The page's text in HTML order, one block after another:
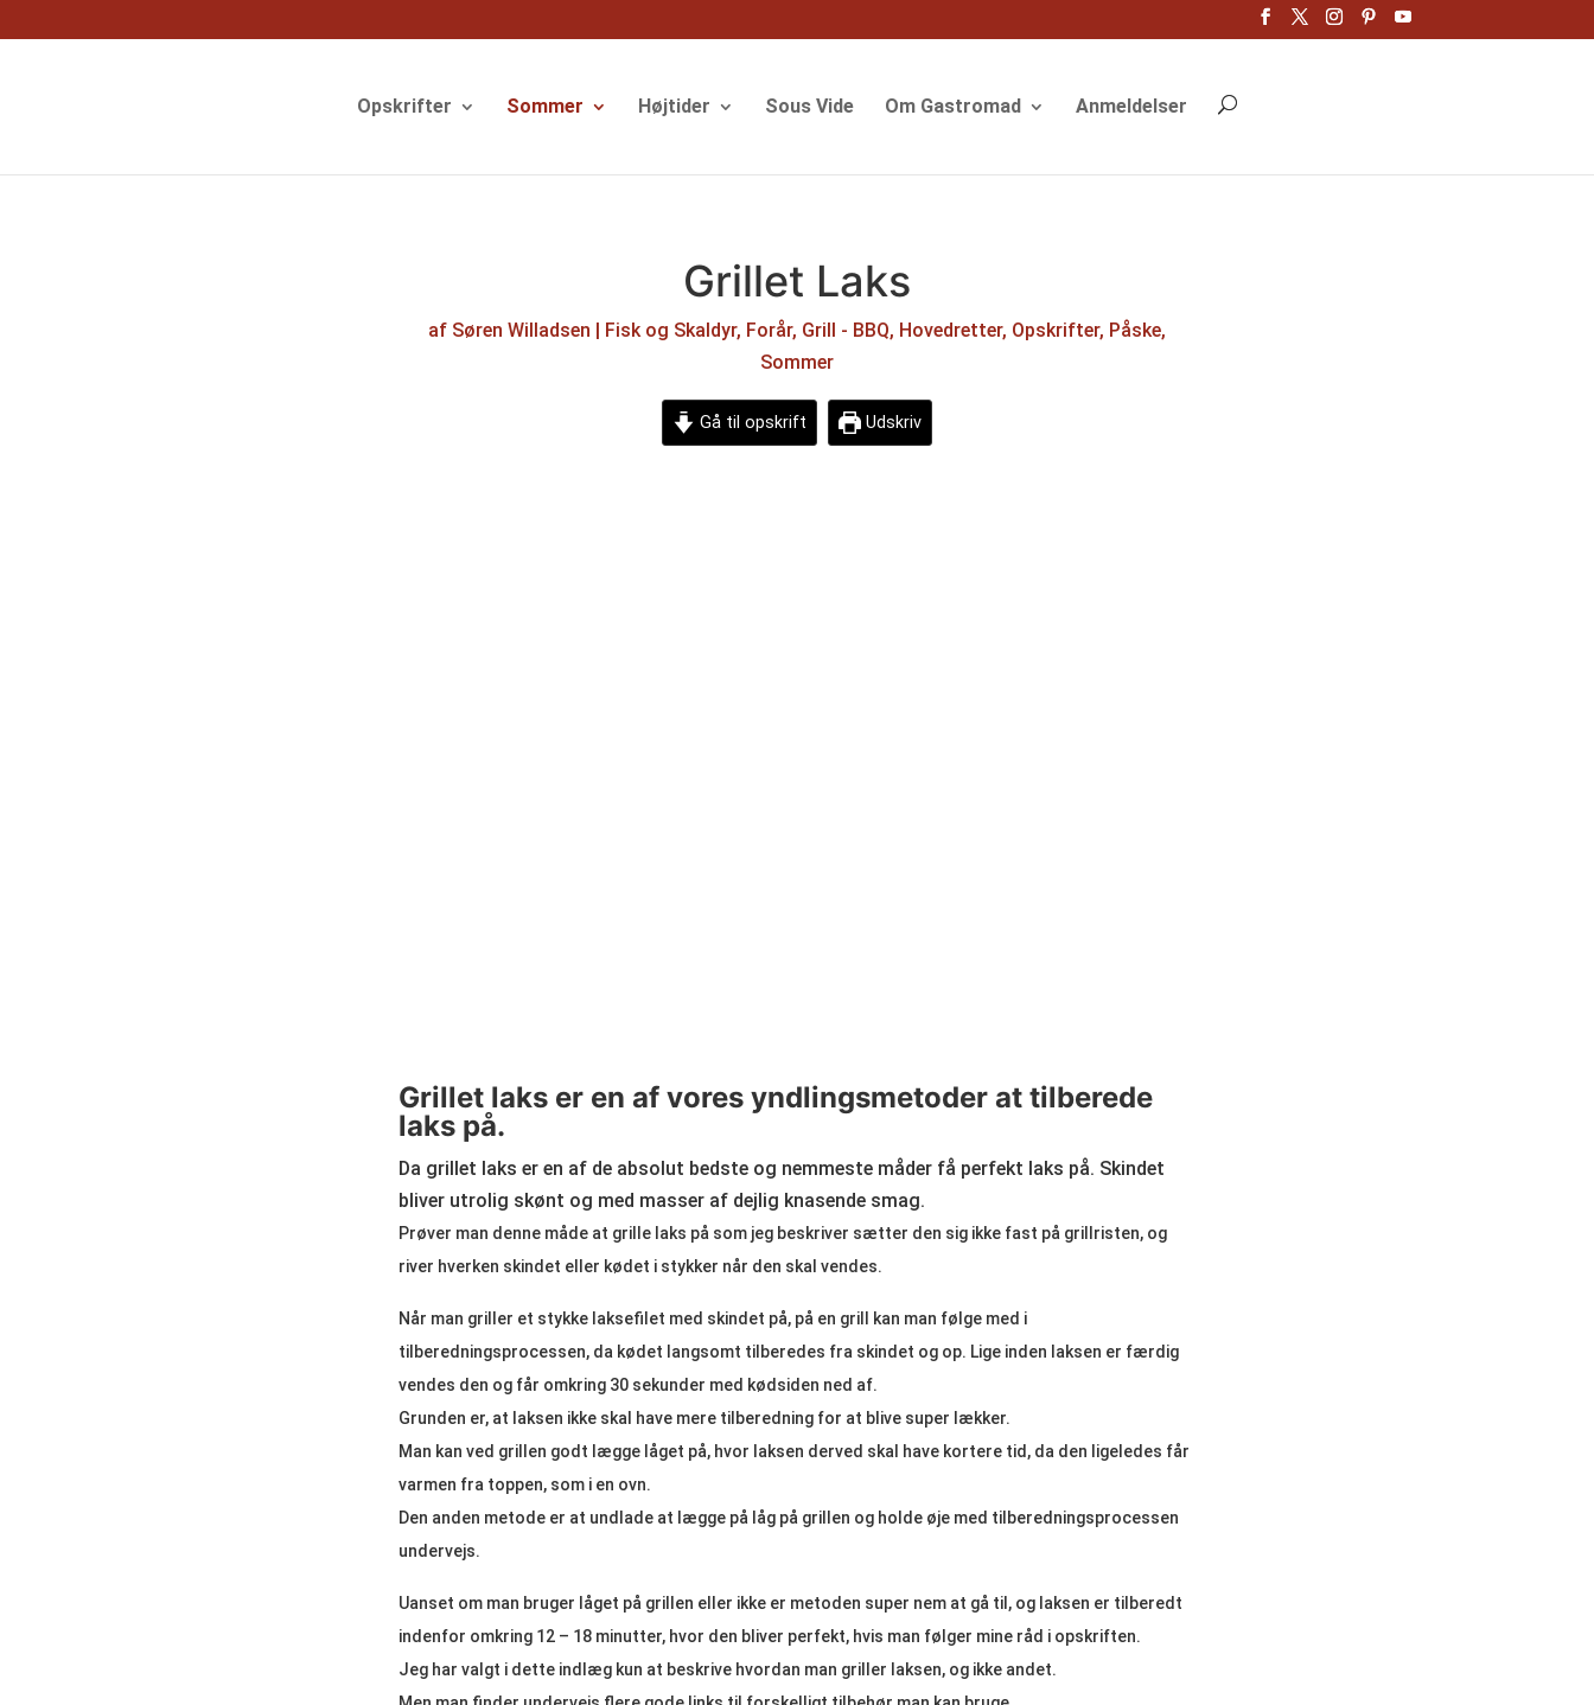
Opskrifter Sommer Højtider Sous Vide Om Gastromad Anmeldelser
Grillet Laks
af Søren Willadsen | Fisk og Skaldyr, Forår, Grill - BBQ, Hovedretter, Opskrifter, Påske,
Sommer
Gå til opskrift Udskriv
Grillet laks er en af vores yndlingsmetoder at tilberede
laks på.
Da grillet laks er en af de absolut bedste og nemmeste måder få perfekt laks på. Skindet
bliver utrolig skønt og med masser af dejlig knasende smag.
Prøver man denne måde at grille laks på som jeg beskriver sætter den sig ikke fast på grillristen, og
river hverken skindet eller kødet i stykker når den skal vendes.
Når man griller et stykke laksefilet med skindet på, på en grill kan man følge med i
tilberedningsprocessen, da kødet langsomt tilberedes fra skindet og op. Lige inden laksen er færdig
vendes den og får omkring 30 sekunder med kødsiden ned af.
Grunden er, at laksen ikke skal have mere tilberedning for at blive super lækker.
Man kan ved grillen godt lægge låget på, hvor laksen derved skal have kortere tid, da den ligeledes får
varmen fra toppen, som i en ovn.
Den anden metode er at undlade at lægge på låg på grillen og holde øje med tilberedningsprocessen
undervejs.
Uanset om man bruger låget på grillen eller ikke er metoden super nem at gå til, og laksen er tilberedt
indenfor omkring 12 – 18 minutter, hvor den bliver perfekt, hvis man følger mine råd i opskriften.
Jeg har valgt i dette indlæg kun at beskrive hvordan man griller laksen, og ikke andet.